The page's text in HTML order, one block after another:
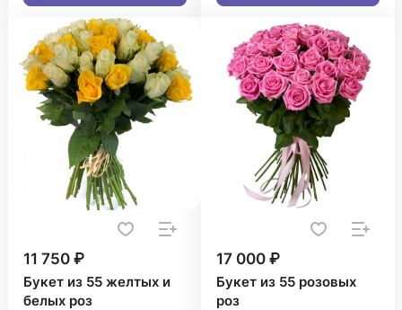
11 750 ₽
Букет из 55 желтых и
белых роз
17 000 ₽
Букет из 55 розовых
роз